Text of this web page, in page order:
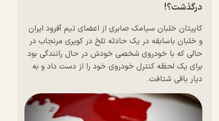
درگذشت؟!
کاپیتان خلبان سیامک صابری از اعضای تیم آفرود ایران
و خلبان باسابقه در یک حادثه تلخ در کویری مرنجاب در
حالی که با خودروی شخصی خودش در حال رانندگی بود
برای یک لحظه کنترل خودروی خود را از دست داد و به
دیار باقی شتافت.